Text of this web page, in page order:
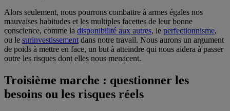
Alors seulement, nous pourrons combattre à armes égales nos
mauvaises habitudes et les multiples facettes de leur bonne
conscience, comme la disponibilité aux autres, le perfectionnisme,
ou le surinvestissement dans notre travail. Nous aurons un argument
de poids à mettre en face, un but à atteindre qui nous aidera à passer
outre les risques dont elles nous menacent.
Troisième marche : questionner les
besoins ou les risques réels